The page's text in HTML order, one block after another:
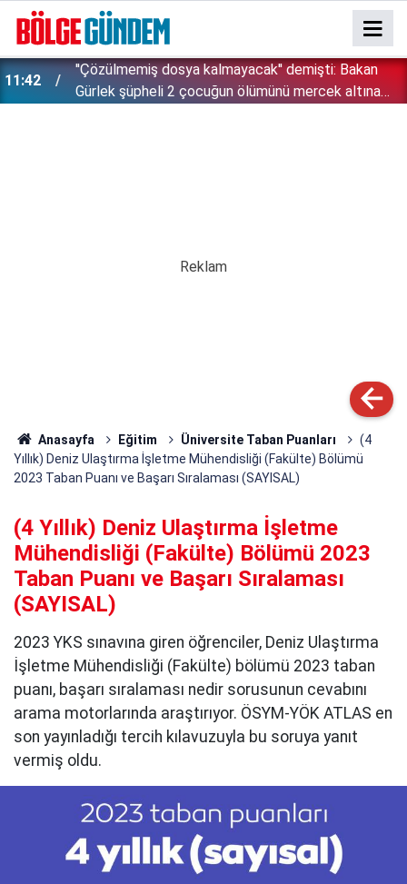
11:42
''Çözülmemiş dosya kalmayacak'' demişti: Bakan
Gürlek şüpheli 2 çocuğun ölümünü mercek altına
Anasayfa Eğitim Üniversite Taban Puanları
(4
Yıllık) Deniz Ulaştırma İşletme Mühendisliği (Fakülte) Bölümü
2023 Taban Puanı ve Başarı Sıralaması (SAYISAL)
(4 Yıllık) Deniz Ulaştırma İşletme
Mühendisliği (Fakülte) Bölümü 2023
Taban Puanı ve Başarı Sıralaması
(SAYISAL)
2023 YKS sınavına giren öğrenciler, Deniz Ulaştırma
İşletme Mühendisliği (Fakülte) bölümü 2023 taban
puanı, başarı sıralaması nedir sorusunun cevabını
arama motorlarında araştırıyor. ÖSYM-YÖK ATLAS en
son yayınladığı tercih kılavuzuyla bu soruya yanıt
vermiş oldu.